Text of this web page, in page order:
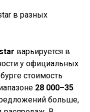
варьируется в
у официальных
стоимость
28 000–35
больше,